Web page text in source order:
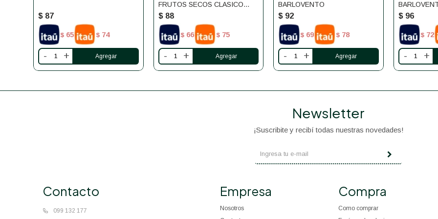
$ 87
$ 65 $ 74
- +
FRUTOS SECOS CLASICO
ALIMENDRA
$ 88
$ 66 $ 75
- +
BARLOVENTO
$ 92
$ 69 $ 78
- +
$ 96
$ 72
- +
Contacto
099 132 177
Empresa
Nosotros
Compra
Como comprar
Newsletter
¡Suscribite y recibí todas nuestras novedades!